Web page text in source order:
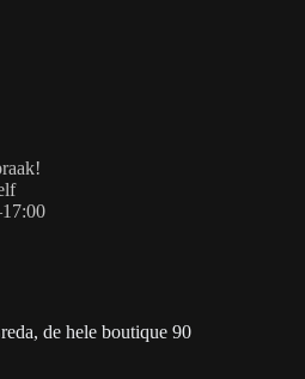
de hele boutique 90